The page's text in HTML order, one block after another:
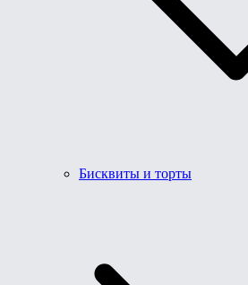
Бисквиты и торты